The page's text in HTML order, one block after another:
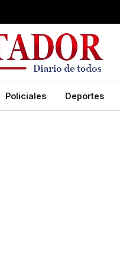
Policiales Deportes